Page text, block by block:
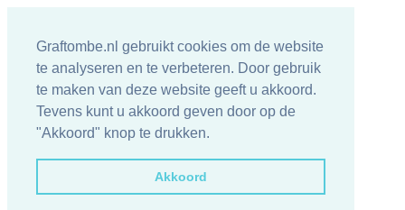
Graftombe.nl gebruikt cookies om de website
te analyseren en te verbeteren. Door gebruik
te maken van deze website geeft u akkoord.
Tevens kunt u akkoord geven door op de
"Akkoord" knop te drukken.
Akkoord